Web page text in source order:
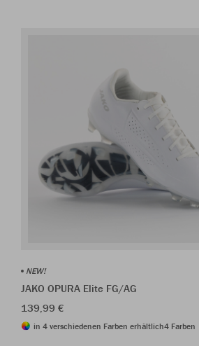
NEW!
JAKO OPURA Elite FG/AG
139,99 €
in 4 verschiedenen Farben erhältlich4 Farben